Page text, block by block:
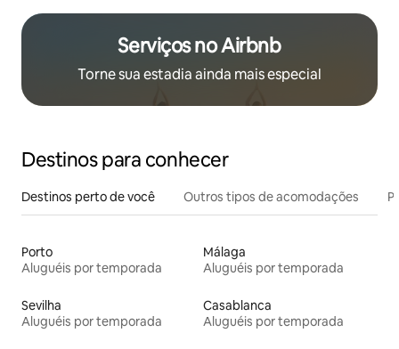
Serviços no Airbnb
Torne sua estadia ainda mais especial
Destinos para conhecer
Destinos perto de você Outros tipos de acomodações
Porto
Aluguéis por temporada
Málaga
Aluguéis por temporada
Sevilha
Aluguéis por temporada
Casablanca
Aluguéis por temporada